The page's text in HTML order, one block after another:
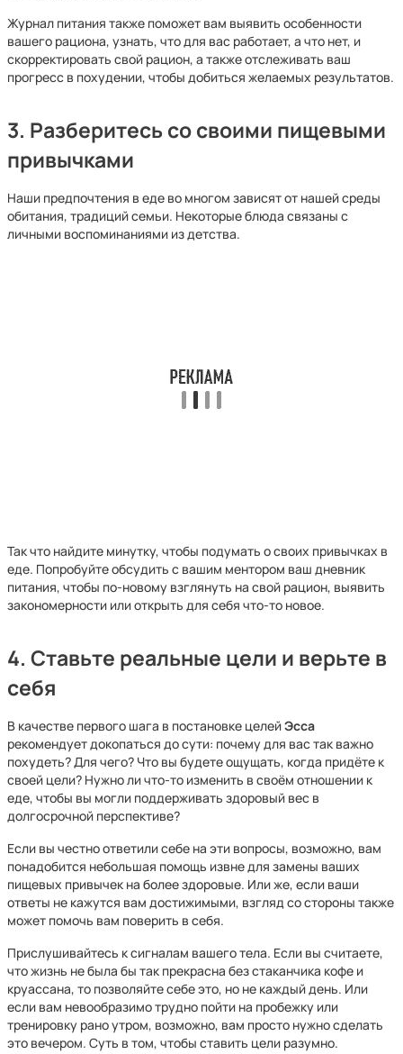
Журнал питания также поможет вам выявить особенности
вашего рациона, узнать, что для вас работает, а что нет, и
скорректировать свой рацион, а также отслеживать ваш
прогресс в похудении, чтобы добиться желаемых результатов.
3. Разберитесь со своими пищевыми
привычками
Наши предпочтения в еде во многом зависят от нашей среды
обитания, традиций семьи. Некоторые блюда связаны с
личными воспоминаниями из детства.
Так что найдите минутку, чтобы подумать о своих привычках в
еде. Попробуйте обсудить с вашим ментором ваш дневник
питания, чтобы по-новому взглянуть на свой рацион, выявить
закономерности или открыть для себя что-то новое.
4. Ставьте реальные цели и верьте в
себя
В качестве первого шага в постановке целейЭсса
рекомендует докопаться до сути: почему для вас так важно
похудеть? Для чего? Что вы будете ощущать, когда придёте к
своей цели? Нужно ли что-то изменить в своём отношении к
еде, чтобы вы могли поддерживать здоровый вес в
долгосрочной перспективе?
Если вы честно ответили себе на эти вопросы, возможно, вам
понадобится небольшая помощь извне для замены ваших
пищевых привычек на более здоровые. Или же, если ваши
ответы не кажутся вам достижимыми, взгляд со стороны также
может помочь вам поверить в себя.
Прислушивайтесь к сигналам вашего тела. Если вы считаете,
что жизнь не была бы так прекрасна без стаканчика кофе и
круассана, то позволяйте себе это, но не каждый день. Или
если вам невообразимо трудно пойти на пробежку или
тренировку рано утром, возможно, вам просто нужно сделать
это вечером. Суть в том, чтобы ставить цели разумно.